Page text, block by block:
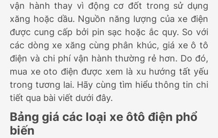
vận hành thay vì động cơ đốt trong sử dụng
xăng hoặc dầu. Nguồn năng lượng của xe điện
được cung cấp bởi pin sạc hoặc ắc quy. So với
các dòng xe xăng cùng phân khúc, giá xe ô tô
điện và chi phí vận hành thường rẻ hơn. Do đó,
mua xe oto điện được xem là xu hướng tất yếu
trong tương lai. Hãy cùng tìm hiểu thông tin chi
tiết qua bài viết dưới đây.
Bảng giá các loại xe ôtô điện phổ
biến